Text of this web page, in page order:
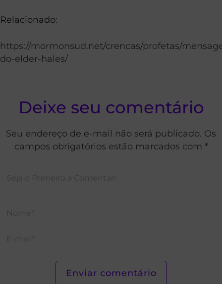
Relacionado:
https://mormonsud.net/crencas/profetas/
do-elder-hales/
Deixe seu comentário
Seu endereço de e-mail não será publicado. Os
campos obrigatórios estão marcados com *